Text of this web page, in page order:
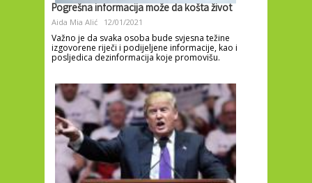
Pogrešna informacija može da košta život
Aida Mia Alić 12/01/2021
Važno je da svaka osoba bude svjesna težine
izgovorene riječi i podijeljene informacije, kao i
posljedica dezinformacija koje promovišu.